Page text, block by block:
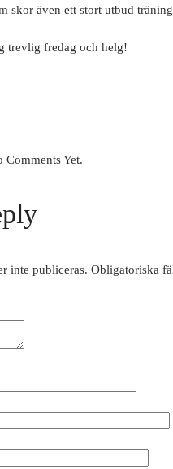
skor även ett stort utbud
trevlig fredag och helg!
Comments Yet.
inte publiceras. Obligatoriska